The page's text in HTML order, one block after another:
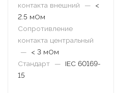
контакта внешний
—
<
2.5 мОм
Сопротивление
контакта центральный
—
< 3 мОм
Стандарт
—
IEC 60169-
15